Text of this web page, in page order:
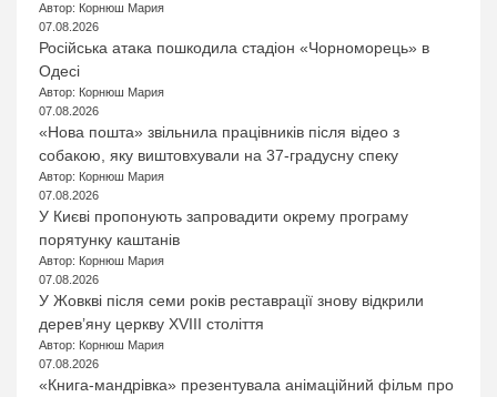
Автор: Корнюш Мария
07.08.2026
Російська атака пошкодила стадіон «Чорноморець» в
Одесі
Автор: Корнюш Мария
07.08.2026
«Нова пошта» звільнила працівників після відео з
собакою, яку виштовхували на 37-градусну спеку
Автор: Корнюш Мария
07.08.2026
У Києві пропонують запровадити окрему програму
порятунку каштанів
Автор: Корнюш Мария
07.08.2026
У Жовкві після семи років реставрації знову відкрили
дерев’яну церкву XVIII століття
Автор: Корнюш Мария
07.08.2026
«Книга-мандрівка» презентувала анімаційний фільм про